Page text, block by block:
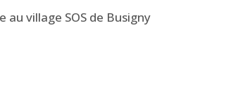
village SOS de Busigny